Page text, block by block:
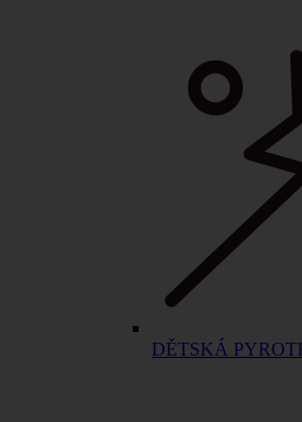
DĚTSKÁ